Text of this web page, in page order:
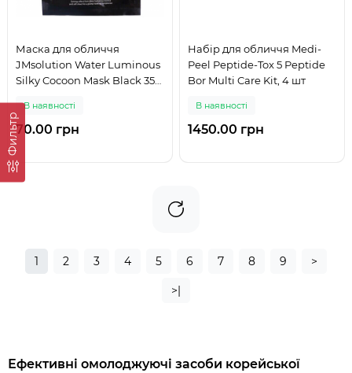
Фильтр
Маска для обличчя
JMsolution Water Luminous
Silky Cocoon Mask Black 35
В наявності
70.00 грн
Набір для обличчя Medi-
Peel Peptide-Tox 5 Peptide
Bor Multi Care Kit, 4 шт
В наявності
1450.00 грн
1 2 3 4 5 6 7 8 9 >
>|
Ефективні омолоджуючі засоби корейської